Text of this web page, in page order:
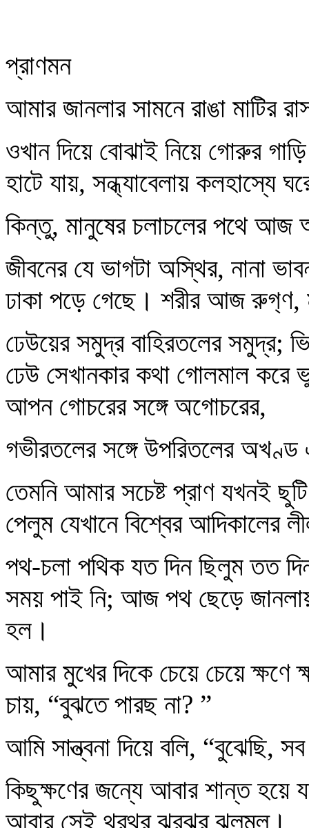
প্রাণমন
আমার জানলার সামনে রাঙা মাটির
ওখান দিয়ে বোঝাই নিয়ে গোরুর
হাটে যায়, সন্ধ্যাবেলায় কলহাস্যে
কিন্তু, মানুষের চলাচলের পথে
জীবনের যে ভাগটা অস্থির, নানা
ঢাকা পড়ে গেছে। শরীর আজ
ঢেউয়ের সমুদ্র বাহিরতলের সমুদ্র;
ঢেউ সেখানকার কথা গোলমাল করে
আপন গোচরের সঙ্গে অগোচরের,
গভীরতলের সঙ্গে উপরিতলের
তেমনি আমার সচেষ্ট প্রাণ যখনই
পেলুম যেখানে বিশ্বের আদিকালের
পথ-চলা পথিক যত দিন ছিলুম তত
সময় পাই নি; আজ পথ ছেড়ে
হল।
আমার মুখের দিকে চেয়ে চেয়ে
চায়, “বুঝতে পারছ না? ”
আমি সান্ত্বনা দিয়ে বলি,
কিছুক্ষণের জন্যে আবার শান্ত হয়ে
আবার সেই থর্‌‍থর্ ঝর্‌‌ঝর্ ঝল্‌মল্‌।